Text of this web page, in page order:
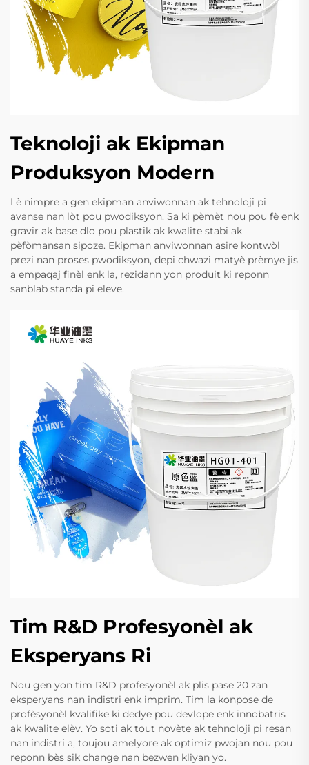
Teknoloji ak Ekipman
Produksyon Modern
Lè nimpre a gen ekipman anviwonnan ak tehnoloji pi
avanse nan lòt pou pwodiksyon. Sa ki pèmèt nou pou fè enk
gravir ak base dlo pou plastik ak kwalite stabi ak
pèfòmansan sipoze. Ekipman anviwonnan asire kontwòl
prezi nan proses pwodiksyon, depi chwazi matyè prèmye jis
a empaqaj finèl enk la, rezidann yon produit ki reponn
sanblab standa pi eleve.
Tim R&D Profesyonèl ak
Eksperyans Ri
Nou gen yon tim R&D profesyonèl ak plis pase 20 zan
eksperyans nan indistri enk imprim. Tim la konpose de
profèsyonèl kvalifike ki dedye pou devlope enk innobatris
ak kwalite elèv. Yo soti ak tout novète ak tehnoloji pi resan
nan indistri a, toujou amelyore ak optimiz pwojan nou pou
reponn bès sik change nan bezwen kliyan yo.